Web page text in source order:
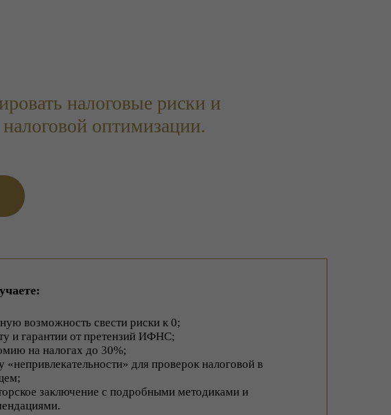
налоговые риски и
оптимизации.
возможность свести риски к 0;
и гарантии от претензий ИФНС;
на налогах до 30%;
«непривлекательности» для проверок налоговой в
заключение с подробными методиками и